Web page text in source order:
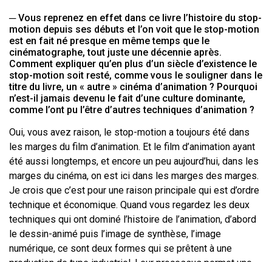
─ Vous reprenez en effet dans ce livre l’histoire du stop-
motion depuis ses débuts et l’on voit que le stop-motion
est en fait né presque en même temps que le
cinématographe, tout juste une décennie après.
Comment expliquer qu’en plus d’un siècle d’existence le
stop-motion soit resté, comme vous le souligner dans le
titre du livre, un « autre » cinéma d’animation ? Pourquoi
n’est-il jamais devenu le fait d’une culture dominante,
comme l’ont pu l’être d’autres techniques d’animation ?
Oui, vous avez raison, le stop-motion a toujours été dans
les marges du film d’animation. Et le film d’animation ayant
été aussi longtemps, et encore un peu aujourd’hui, dans les
marges du cinéma, on est ici dans les marges des marges.
Je crois que c’est pour une raison principale qui est d’ordre
technique et économique. Quand vous regardez les deux
techniques qui ont dominé l’histoire de l’animation, d’abord
le dessin-animé puis l’image de synthèse, l’image
numérique, ce sont deux formes qui se prêtent à une